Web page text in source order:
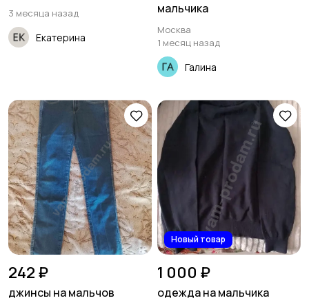
3 месяца назад
Екатерина
мальчика
Москва
1 месяц назад
Галина
242 ₽
джинсы на мальчов
Новый товар
1 000 ₽
одежда на мальчика